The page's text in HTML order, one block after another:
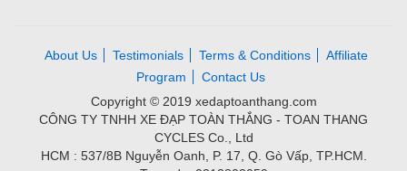
About Us Testimonials Terms & Conditions
Affiliate
Program
Contact Us
Copyright © 2019 xedaptoanthang.com
CÔNG TY TNHH XE ĐẠP TOÀN THẮNG - TOAN THANG
CYCLES Co., Ltd
HCM : 537/8B Nguyễn Oanh, P. 17, Q. Gò Vấp, TP.HCM.